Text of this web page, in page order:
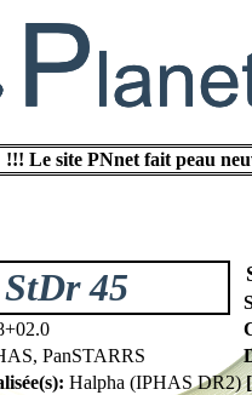
!!! Le site PNnet fait peau
StDr 45
PanSTARRS
Halpha (IPHAS DR2)